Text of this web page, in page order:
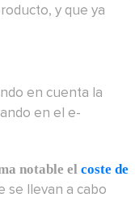
y que ya
en cuenta la
en el e-
notable el coste de
se llevan a cabo